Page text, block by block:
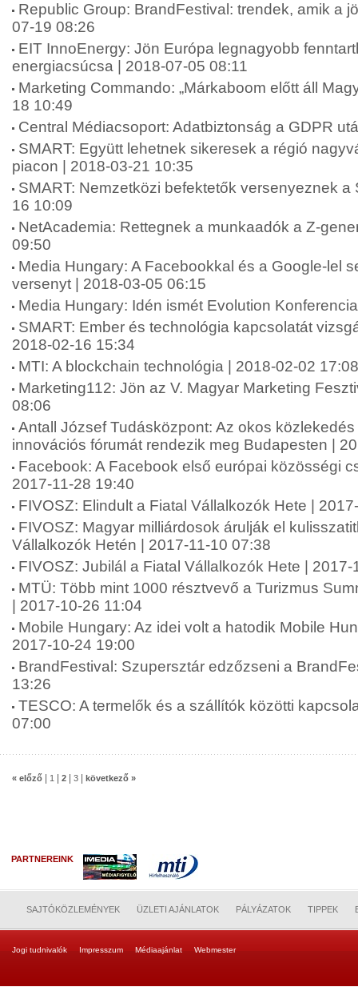
Republic Group: BrandFestival: trendek, amik a
07-19 08:26
EIT InnoEnergy: Jön Európa legnagyobb
energiacsúcsa | 2018-07-05 08:11
Marketing Commando: „Márkaboom előtt áll
18 10:49
Central Médiacsoport: Adatbiztonság a GDPR
SMART: Együtt lehetnek sikeresek a régió
piacon | 2018-03-21 10:35
SMART: Nemzetközi befektetők versenyeznek a
16 10:09
NetAcademia: Rettegnek a munkaadók a Z-
09:50
Media Hungary: A Facebookkal és a Google-lel
versenyt | 2018-03-05 06:15
Media Hungary: Idén ismét Evolution
SMART: Ember és technológia kapcsolatát
2018-02-16 15:34
MTI: A blockchain technológia | 2018-02-02 17:08
Marketing112: Jön az V. Magyar Marketing
08:06
Antall József Tudásközpont: Az okos
innovációs fórumát rendezik meg Budapesten |
Facebook: A Facebook első európai közösségi
2017-11-28 19:40
FIVOSZ: Elindult a Fiatal Vállalkozók Hete |
FIVOSZ: Magyar milliárdosok árulják el
Vállalkozók Hetén | 2017-11-10 07:38
FIVOSZ: Jubilál a Fiatal Vállalkozók Hete | 2017-
MTÜ: Több mint 1000 résztvevő a Turizmus
| 2017-10-26 11:04
Mobile Hungary: Az idei volt a hatodik Mobile
2017-10-24 19:00
BrandFestival: Szupersztár edzőzseni a
13:26
TESCO: A termelők és a szállítók közötti
07:00
« előző 1 2 3 következő »
PARTNEREINK
SAJTÓKÖZLEMÉNYEK ÜZLETI AJÁNLATOK PÁLYÁZATOK TIPPEK
Jogi tudnivalók Impresszum Médiaajánlat Webmester